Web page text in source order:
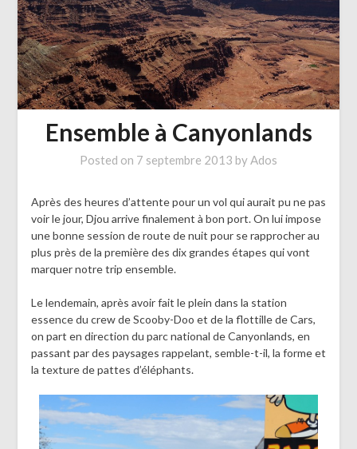
Ensemble à Canyonlands
Posted on 7 septembre 2013 byAdos
Après des heures d’attente pour un vol qui aurait pu ne pas
voir le jour, Djou arrive finalement à bon port. On lui impose
une bonne session de route de nuit pour se rapprocher au
plus près de la première des dix grandes étapes qui vont
marquer notre trip ensemble.
Le lendemain, après avoir fait le plein dans la station
essence du crew de Scooby-Doo et de la flottille de Cars,
on part en direction du parc national de Canyonlands, en
passant par des paysages rappelant, semble-t-il, la forme et
la texture de pattes d’éléphants.